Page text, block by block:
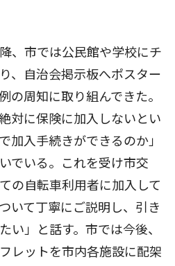
、市では公民館や学校にチ
、自治会掲示板へポスター
の周知に取り組んできた。
対に保険に加入しないとい
加入手続きができるのか」
でいる。これを受け市交
の自転車利用者に加入して
いて丁寧にご説明し、引き
い」と話す。市では今後、
レットを市内各施設に配架